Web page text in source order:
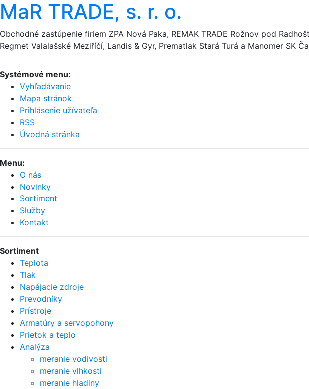
MaR TRADE, s. r. o.
Obchodné zastúpenie firiem ZPA Nová Paka, REMAK TRADE Rožnov pod
Regmet Valalašské Meziříčí, Landis & Gyr, Prematlak Stará Turá a Manomer SK
Systémové menu:
Vyhľadávanie
Mapa stránok
Prihlásenie užívateľa
RSS
Úvodná stránka
Menu:
O nás
Novinky
Sortiment
Služby
Kontakt
Sortiment
Teplota
Tlak
Napájacie zdroje
Prevodníky
Prístroje
Armatúry a servopohony
Prietok a teplo
Analýza
meranie vodivosti
meranie vlhkosti
meranie hladiny